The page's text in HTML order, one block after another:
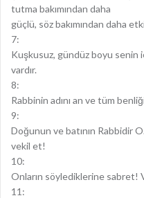
tutma bakımından daha
güçlü, söz bakımından daha
7:
Kuşkusuz, gündüz boyu senin
vardır.
8:
Rabbinin adını an ve tüm
9:
Doğunun ve batının Rabbidir
vekil et!
10:
Onların söylediklerine sabret!
11: